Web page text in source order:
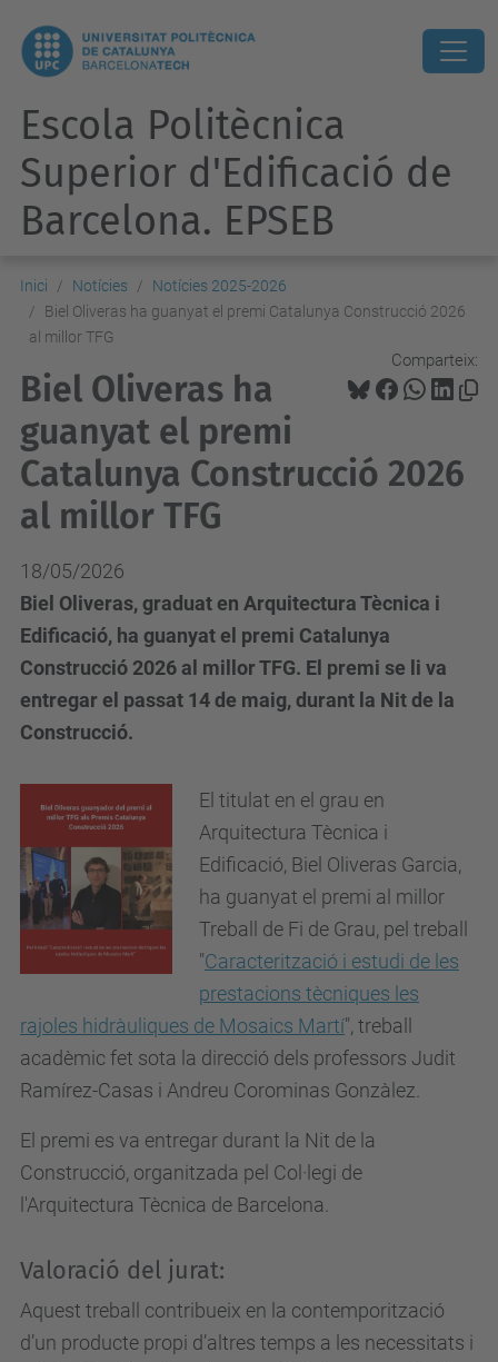
Escola Politècnica
Superior d'Edificació de
Barcelona. EPSEB
Inici Notícies
Notícies 2025-2026
Biel Oliveras ha guanyat el premi Catalunya Construcció 2026
al millor TFG
Comparteix:
Biel Oliveras ha
guanyat el premi
Catalunya Construcció 2026
al millor TFG
18/05/2026
Biel Oliveras, graduat en Arquitectura Tècnica i
Edificació, ha guanyat el premi Catalunya
Construcció 2026 al millor TFG. El premi se li va
entregar el passat 14 de maig, durant la Nit de la
Construcció.
El titulat en el grau en
Arquitectura Tècnica i
Edificació, Biel Oliveras Garcia,
ha guanyat el premi al millor
Treball de Fi de Grau, pel treball
"Caracterització i estudi de les
prestacions tècniques les
rajoles hidràuliques de Mosaics Martí", treball
acadèmic fet sota la direcció dels professors Judit
Ramírez-Casas i Andreu Corominas Gonzàlez.
El premi es va entregar durant la Nit de la
Construcció, organitzada pel Col·legi de
l'Arquitectura Tècnica de Barcelona.
Valoració del jurat:
Aquest treball contribueix en la contemporització
d’un producte propi d’altres temps a les necessitats i